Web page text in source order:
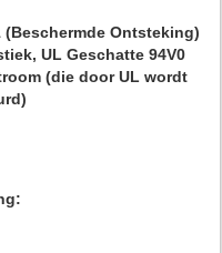
(Beschermde Ontsteking)
UL Geschatte 94V0
(die door UL wordt